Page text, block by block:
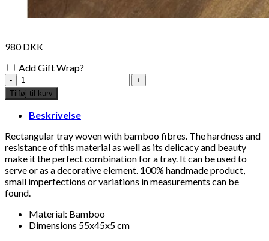
980DKK
Add Gift Wrap?
woven
rattan
tray
55x45x5cm
antal
Tilføj til kurv
Beskrivelse
Rectangular tray woven with bamboo fibres. The hardness and
resistance of this material as well as its delicacy and beauty
make it the perfect combination for a tray. It can be used to
serve or as a decorative element. 100% handmade product,
small imperfections or variations in measurements can be
found.
Material: Bamboo
Dimensions 55x45x5 cm